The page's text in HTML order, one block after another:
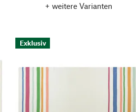
+ weitere Varianten
Exklusiv